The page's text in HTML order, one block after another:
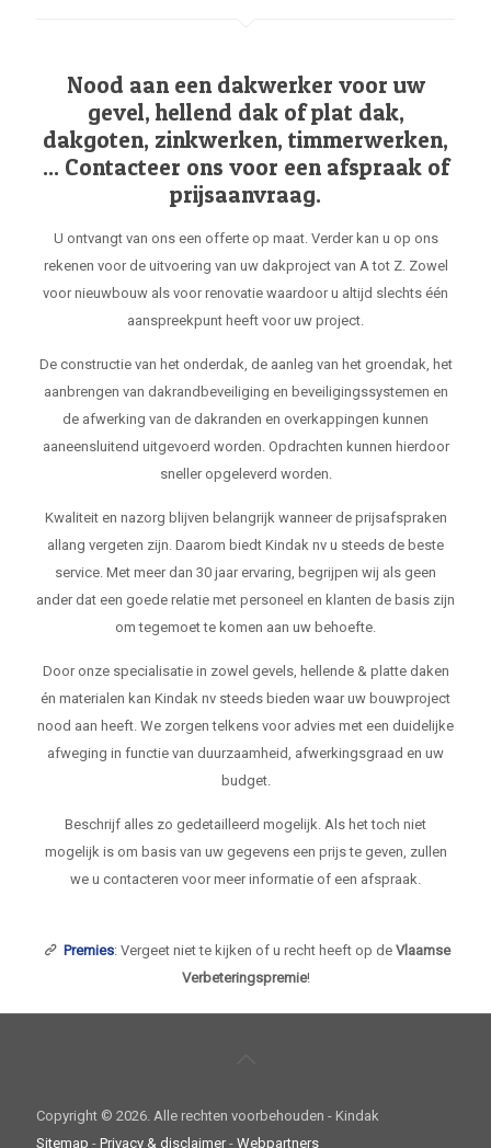
Nood aan een dakwerker voor uw
gevel, hellend dak of plat dak,
dakgoten, zinkwerken, timmerwerken,
... Contacteer ons voor een afspraak of
prijsaanvraag.
U ontvangt van ons een offerte op maat. Verder kan u op ons
rekenen voor de uitvoering van uw dakproject van A tot Z. Zowel
voor nieuwbouw als voor renovatie waardoor u altijd slechts één
aanspreekpunt heeft voor uw project.
De constructie van het onderdak, de aanleg van het groendak, het
aanbrengen van dakrandbeveiliging en beveiligingssystemen en
de afwerking van de dakranden en overkappingen kunnen
aaneensluitend uitgevoerd worden. Opdrachten kunnen hierdoor
sneller opgeleverd worden.
Kwaliteit en nazorg blijven belangrijk wanneer de prijsafspraken
allang vergeten zijn. Daarom biedt Kindak nv u steeds de beste
service. Met meer dan 30 jaar ervaring, begrijpen wij als geen
ander dat een goede relatie met personeel en klanten de basis zijn
om tegemoet te komen aan uw behoefte.
Door onze specialisatie in zowel gevels, hellende & platte daken
én materialen kan Kindak nv steeds bieden waar uw bouwproject
nood aan heeft. We zorgen telkens voor advies met een duidelijke
afweging in functie van duurzaamheid, afwerkingsgraad en uw
budget.
Beschrijf alles zo gedetailleerd mogelijk. Als het toch niet
mogelijk is om basis van uw gegevens een prijs te geven, zullen
we u contacteren voor meer informatie of een afspraak.
Premies: Vergeet niet te kijken of u recht heeft op deVlaamse
Verbeteringspremie!
Copyright © 2026. Alle rechten voorbehouden - Kindak
Sitemap - Privacy & disclaimer- Webpartners